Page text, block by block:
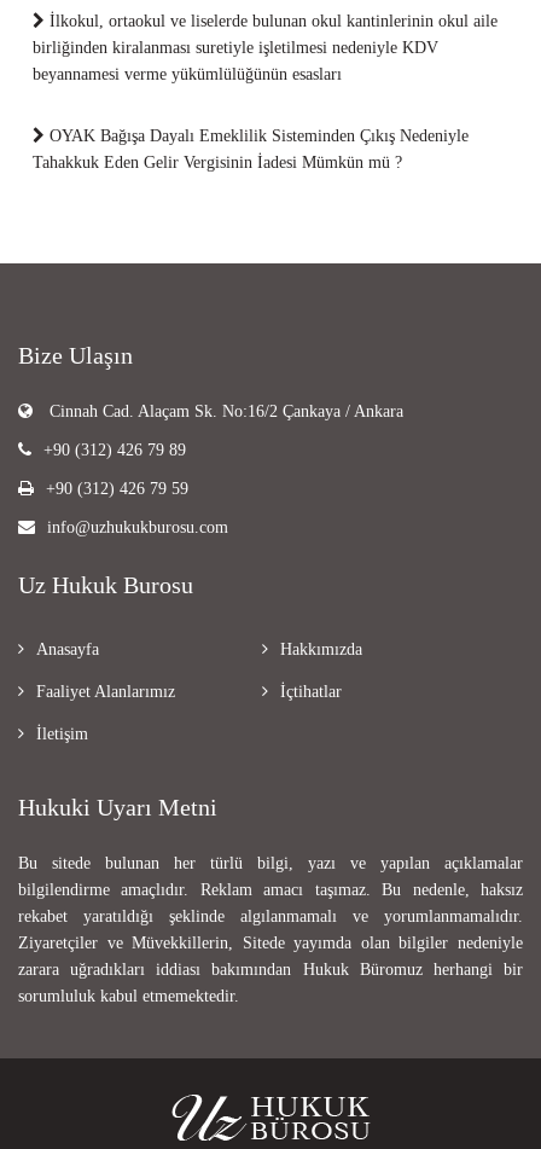
İlkokul, ortaokul ve liselerde bulunan okul kantinlerinin okul aile
birliğinden kiralanması suretiyle işletilmesi nedeniyle KDV
beyannamesi verme yükümlülüğünün esasları
OYAK Bağışa Dayalı Emeklilik Sisteminden Çıkış Nedeniyle
Tahakkuk Eden Gelir Vergisinin İadesi Mümkün mü ?
Bize Ulaşın
Cinnah Cad. Alaçam Sk. No:16/2 Çankaya / Ankara
+90 (312) 426 79 89
+90 (312) 426 79 59
info@uzhukukburosu.com
Uz Hukuk Burosu
Anasayfa Hakkımızda
Faaliyet Alanlarımız İçtihatlar
İletişim
Hukuki Uyarı Metni
Bu sitede bulunan her türlü bilgi, yazı ve yapılan açıklamalar
bilgilendirme amaçlıdır. Reklam amacı taşımaz. Bu nedenle, haksız
rekabet yaratıldığı şeklinde algılanmamalı ve yorumlanmamalıdır.
Ziyaretçiler ve Müvekkillerin, Sitede yayımda olan bilgiler nedeniyle
zarara uğradıkları iddiası bakımından Hukuk Büromuz herhangi bir
sorumluluk kabul etmemektedir.